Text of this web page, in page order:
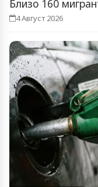
Близо 160
4 Август 2026